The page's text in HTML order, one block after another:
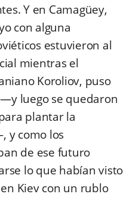
Y en Camagüey,
con alguna
estuvieron al
mientras el
Koroliov, puso
luego se quedaron
plantar la
y como los
de ese futuro
lo que habían visto
Kiev con un rublo